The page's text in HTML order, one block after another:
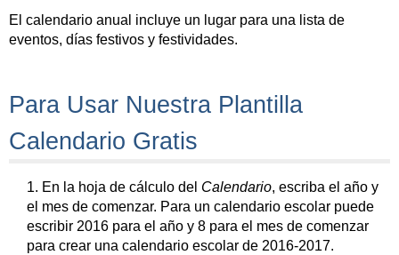
El calendario anual incluye un lugar para una lista de
eventos, días festivos y festividades.
Para Usar Nuestra Plantilla
Calendario Gratis
1. En la hoja de cálculo del Calendario, escriba el año y
el mes de comenzar. Para un calendario escolar puede
escribir 2016 para el año y 8 para el mes de comenzar
para crear una calendario escolar de 2016-2017.